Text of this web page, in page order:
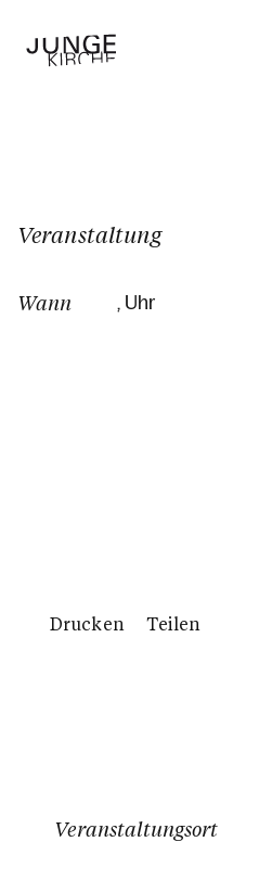
Themen
Veranstaltung
Wann , Uhr
Drucken Teilen
Veranstaltungsort